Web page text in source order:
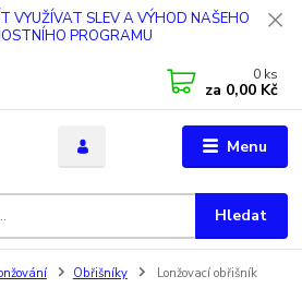
VYUŽÍVAT SLEV A VÝHOD NAŠEHO
PROGRAMU
Menu
Hledat
0 ks
za 0,00 Kč
Obřišníky
Lonžovací obřišník